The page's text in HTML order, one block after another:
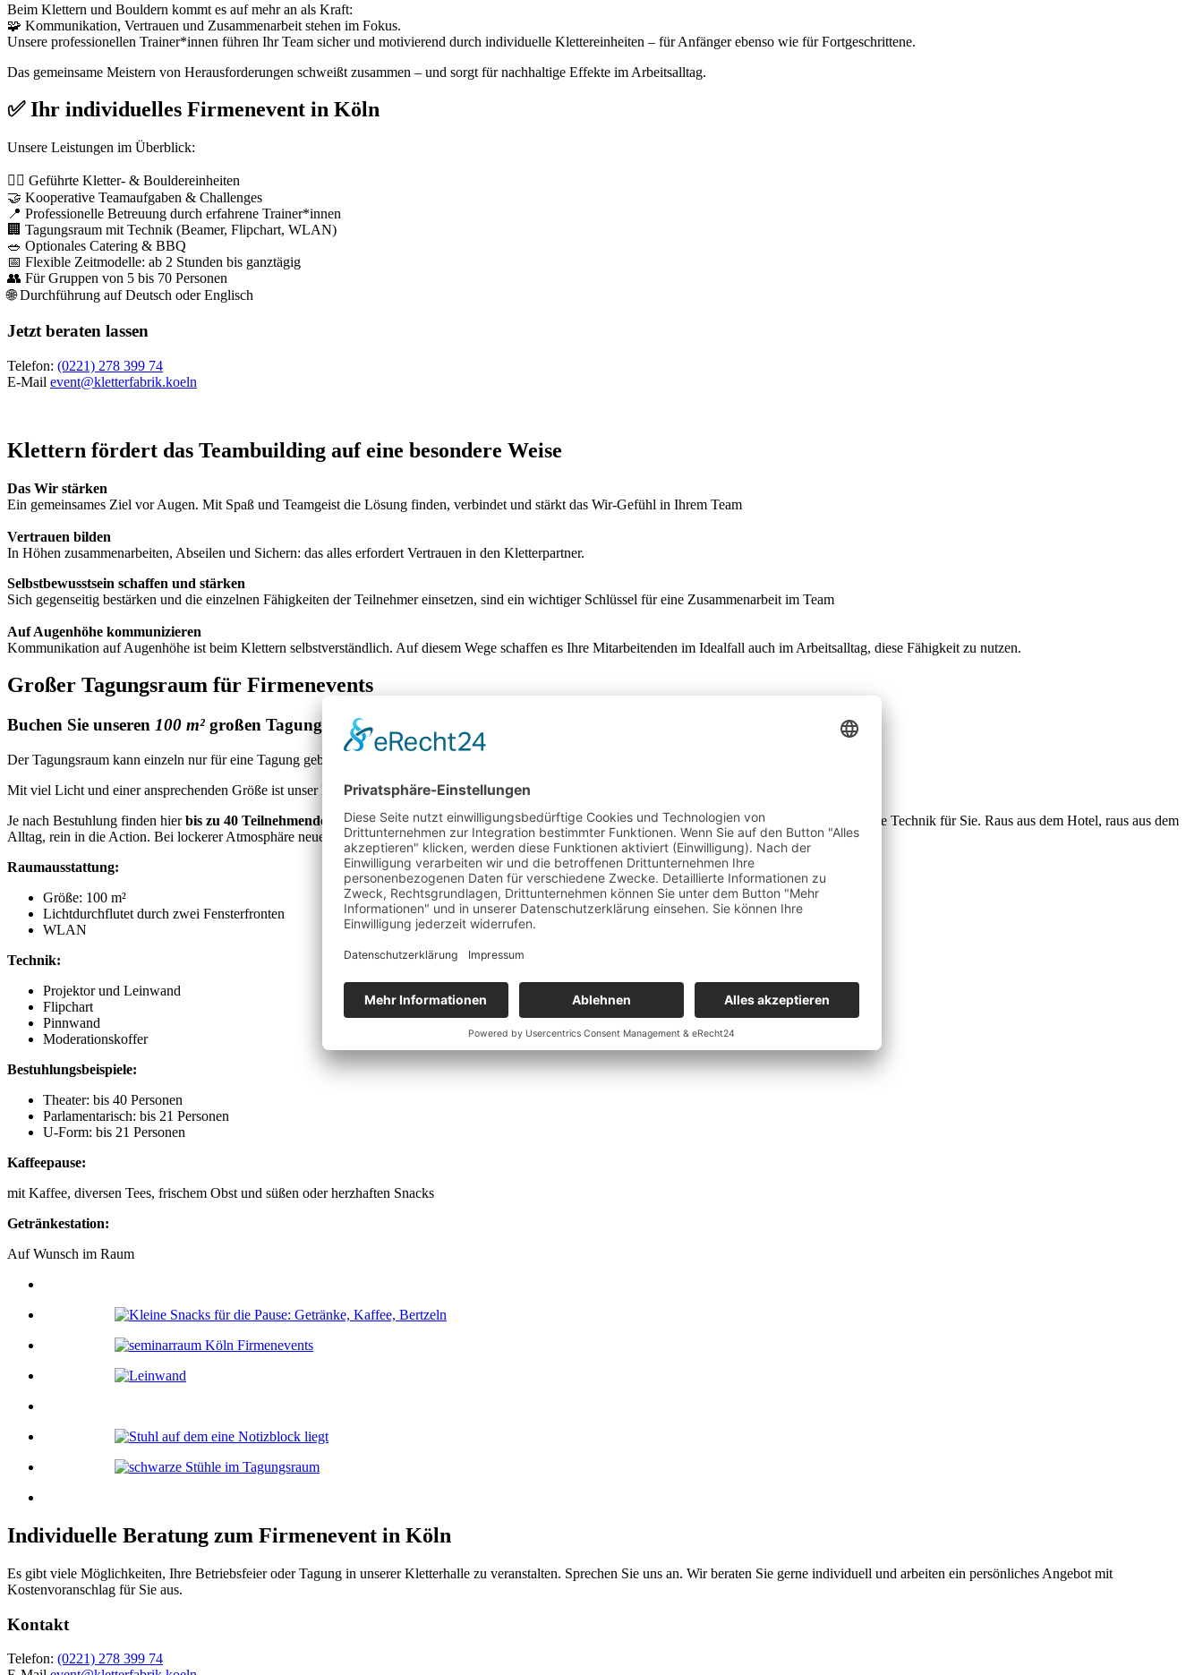
Beim Klettern und Bouldern kommt es auf mehr an als Kraft:
🧩 Kommunikation, Vertrauen und Zusammenarbeit stehen im Fokus.
Unsere professionellen Trainer*innen führen Ihr Team sicher und motivierend durch individuelle Klettereinheiten – für Anfänger ebenso wie für Fortgeschrittene.
Das gemeinsame Meistern von Herausforderungen schweißt zusammen – und sorgt für nachhaltige Effekte im Arbeitsalltag.
✅ Ihr individuelles Firmenevent in Köln
Unsere Leistungen im Überblick:
🧗‍♂️ Geführte Kletter- & Bouldereinheiten
🤝 Kooperative Teamaufgaben & Challenges
📍 Professionelle Betreuung durch erfahrene Trainer*innen
🏢 Tagungsraum mit Technik (Beamer, Flipchart, WLAN)
🥗 Optionales Catering & BBQ
📅 Flexible Zeitmodelle: ab 2 Stunden bis ganztägig
👥 Für Gruppen von 5 bis 70 Personen
🌐 Durchführung auf Deutsch oder Englisch
Jetzt beraten lassen
Telefon: (0221) 278 399 74
E-Mail event@kletterfabrik.koeln
Klettern fördert das Teambuilding auf eine besondere Weise
Das Wir stärken
Ein gemeinsames Ziel vor Augen. Mit Spaß und Teamgeist die Lösung finden, verbindet und stärkt das Wir-Gefühl in Ihrem Team
Vertrauen bilden
In Höhen zusammenarbeiten, Abseilen und Sichern: das alles erfordert Vertrauen in den Kletterpartner.
Selbstbewusstsein schaffen und stärken
Sich gegenseitig bestärken und die einzelnen Fähigkeiten der Teilnehmer einsetzen, sind ein wichtiger Schlüssel für eine Zusammenarbeit im Team
Auf Augenhöhe kommunizieren
Kommunikation auf Augenhöhe ist beim Klettern selbstverständlich. Auf diesem Wege schaffen es Ihre Mitarbeitenden im Idealfall auch im Arbeitsalltag, diese Fähigkeit zu nutzen.
Großer Tagungsraum für Firmenevents
Buchen Sie unseren 100 m² großen Tagungsraum und profitieren Sie von der anregenden Atmosphäre in unserer Halle
Der Tagungsraum kann einzeln nur für eine Tagung gebucht werden oder zusätzlich zu einem Firmenevent.
Mit viel Licht und einer ansprechenden Größe ist unser Raum im Westen von Köln genau richtig für Ihre Seminare, Tagungen und Weiterbildungen.
Je nach Bestuhlung finden hierbis zu 40 Teilnehmende
Platz. Sie benötigen einen Beamer, eine Leinwand oder eine Flipchart? Wir haben die erforderliche Technik für Sie. Raus aus dem Hotel, raus aus dem
Alltag, rein in die Action. Bei lockerer Atmosphäre neue Dinge aufnehmen. Individuelle Betreuung, Bestuhlung und Bewirtung nach Wunsch.
Raumausstattung:
Größe: 100 m²
Lichtdurchflutet durch zwei Fensterfronten
WLAN
Technik:
Projektor und Leinwand
Flipchart
Pinnwand
Moderationskoffer
Bestuhlungsbeispiele:
Theater: bis 40 Personen
Parlamentarisch: bis 21 Personen
U-Form: bis 21 Personen
Kaffeepause:
mit Kaffee, diversen Tees, frischem Obst und süßen oder herzhaften Snacks
Getränkestation:
Auf Wunsch im Raum
Individuelle Beratung zum Firmenevent in Köln
Es gibt viele Möglichkeiten, Ihre Betriebsfeier oder Tagung in unserer Kletterhalle zu veranstalten. Sprechen Sie uns an. Wir beraten Sie gerne individuell und arbeiten ein persönliches Angebot mit
Kostenvoranschlag für Sie aus.
Kontakt
Telefon: (0221) 278 399 74